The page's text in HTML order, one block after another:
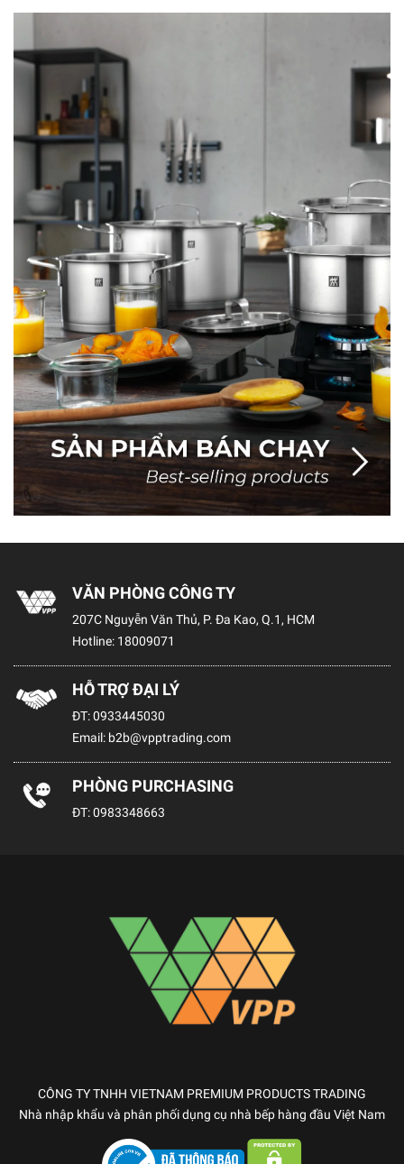
VĂN PHÒNG CÔNG TY
207C Nguyễn Văn Thủ, P. Đa Kao, Q.1, HCM
Hotline: 18009071
HỖ TRỢ ĐẠI LÝ
ĐT:0933445030
Email: b2b@vpptrading.com
PHÒNG PURCHASING
ĐT:0983348663
CÔNG TY TNHH VIETNAM PREMIUM PRODUCTS TRADING
Nhà nhập khẩu và phân phối dụng cụ nhà bếp hàng đầu Việt Nam